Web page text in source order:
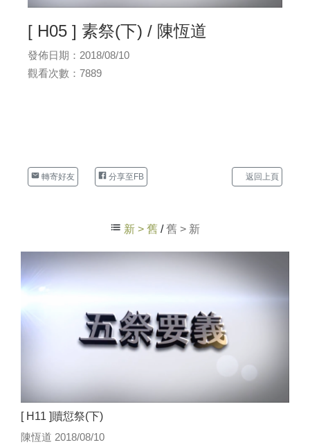
[ H05 ] 素祭(下) / 陳恆道
發佈日期：2018/08/10
觀看次數：7889
轉寄好友 分享至FB 返回上頁
新 > 舊 /舊 > 新
[ H11 ]贖愆祭(下)
陳恆道 2018/08/10